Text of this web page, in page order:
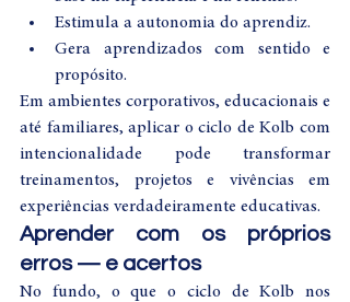
Estimula a autonomia do aprendiz.
Gera aprendizados com sentido e
propósito.
Em ambientes corporativos, educacionais e
até familiares, aplicar o ciclo de Kolb com
intencionalidade pode transformar
treinamentos, projetos e vivências em
experiências verdadeiramente educativas.
Aprender com os próprios
erros — e acertos
No fundo, o que o ciclo de Kolb nos